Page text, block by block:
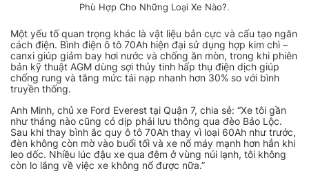
Phù Hợp Cho Những Loại Xe Nào?.
Một yếu tố quan trọng khác là vật liệu bản cực và cấu tạo ngăn
cách điện. Bình điện ô tô 70Ah hiện đại sử dụng hợp kim chì –
canxi giúp giảm bay hơi nước và chống ăn mòn, trong khi phiên
bản kỹ thuật AGM dùng sợi thủy tinh hấp thụ điện dịch giúp
chống rung và tăng mức tái nạp nhanh hơn 30% so với bình
truyền thống.
Anh Minh, chủ xe Ford Everest tại Quận 7, chia sẻ: “Xe tôi gần
như tháng nào cũng có dịp phải lưu thông qua đèo Bảo Lộc.
Sau khi thay bình ắc quy ô tô 70Ah thay vì loại 60Ah như trước,
đèn không còn mờ vào buổi tối và xe nổ máy mạnh hơn hẳn khi
leo dốc. Nhiều lúc đậu xe qua đêm ở vùng núi lạnh, tôi không
còn lo lắng về việc xe không nổ được nữa.”